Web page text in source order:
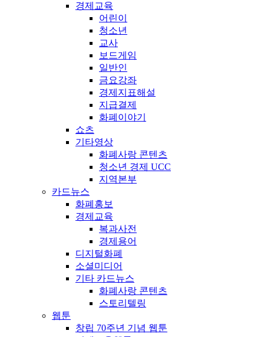
경제교육
어린이
청소년
교사
보드게임
일반인
금요강좌
경제지표해설
지급결제
화폐이야기
쇼츠
기타영상
화폐사랑 콘텐츠
청소년 경제 UCC
지역본부
카드뉴스
화폐홍보
경제교육
복과사전
경제용어
디지털화폐
소셜미디어
기타 카드뉴스
화폐사랑 콘텐츠
스토리텔링
웹툰
창립 70주년 기념 웹툰